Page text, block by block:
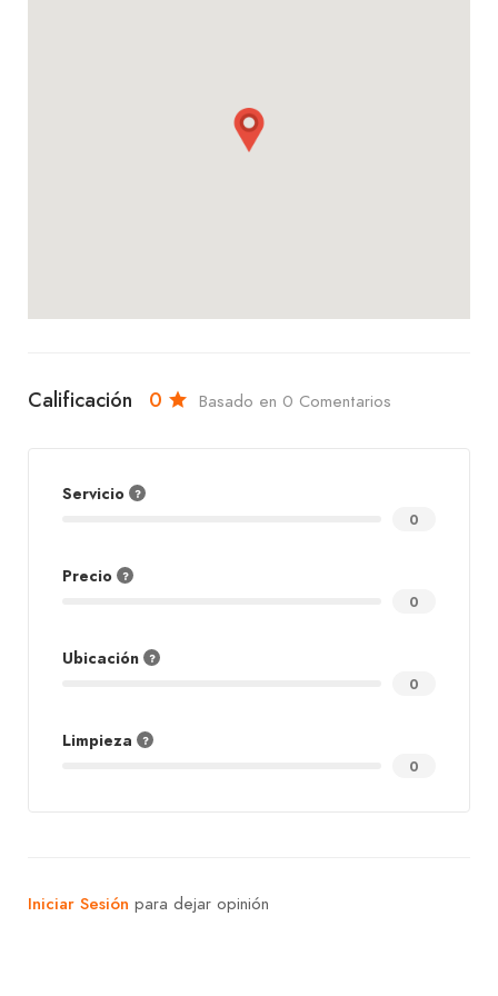
Calificación 0 Basado en 0 Comentarios
Servicio
0
Precio
0
Ubicación
0
Limpieza
0
Iniciar Sesión para dejar opinión